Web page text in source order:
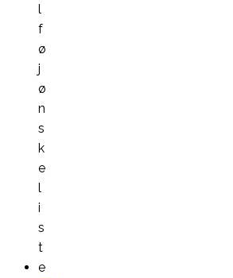
l
f
ø
j
ø
n
s
k
e
l
i
s
t
e